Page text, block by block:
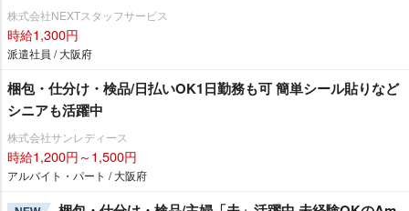
株式会社NEXTスタッフサービス
時給1,300円
派遣社員 / 大阪府
梱包・仕分け・検品/日払いOK1日勤務も可 簡単シール貼りなど
シニアも活躍中
株式会社サンレディース
時給1,200円～1,500円
アルバイト・パート / 大阪府